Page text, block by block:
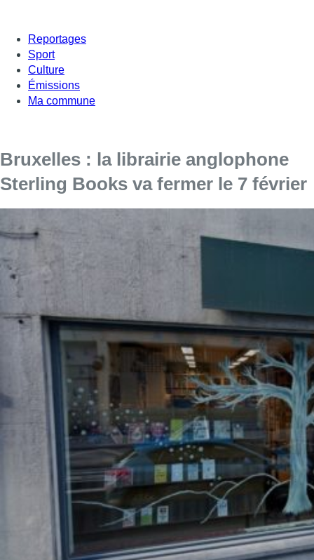
Reportages
Sport
Culture
Émissions
Ma commune
Bruxelles : la librairie anglophone
Sterling Books va fermer le 7 février